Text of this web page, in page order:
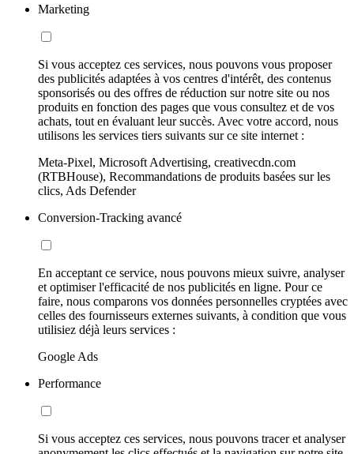
Marketing
Si vous acceptez ces services, nous pouvons vous proposer
des publicités adaptées à vos centres d'intérêt, des contenus
sponsorisés ou des offres de réduction sur notre site ou nos
produits en fonction des pages que vous consultez et de vos
achats, tout en évaluant leur succès. Avec votre accord, nous
utilisons les services tiers suivants sur ce site internet :
Meta-Pixel, Microsoft Advertising, creativecdn.com
(RTBHouse), Recommandations de produits basées sur les
clics, Ads Defender
Conversion-Tracking avancé
En acceptant ce service, nous pouvons mieux suivre, analyser
et optimiser l'efficacité de nos publicités en ligne. Pour ce
faire, nous comparons vos données personnelles cryptées avec
celles des fournisseurs externes suivants, à condition que vous
utilisiez déjà leurs services :
Google Ads
Performance
Si vous acceptez ces services, nous pouvons tracer et analyser